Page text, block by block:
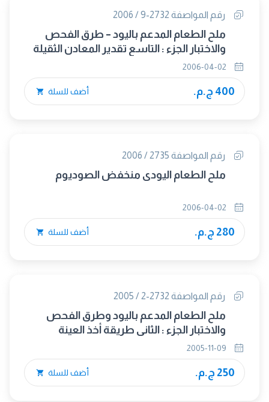
رقم المواصفة 2732-9 / 2006
ملح الطعام المدعم باليود – طرق الفحص
والاختبار الجزء : التاسع تقدير المعادن الثقيلة
400 ج.م. أضف للسلة
رقم المواصفة 2735 / 2006
ملح الطعام اليودى منخفض الصوديوم
280 ج.م. أضف للسلة
رقم المواصفة 2732-2 / 2005
ملح الطعام المدعم باليود وطرق الفحص
والاختبار الجزء : الثاني طريقة أخذ العينة
250 ج.م. أضف للسلة